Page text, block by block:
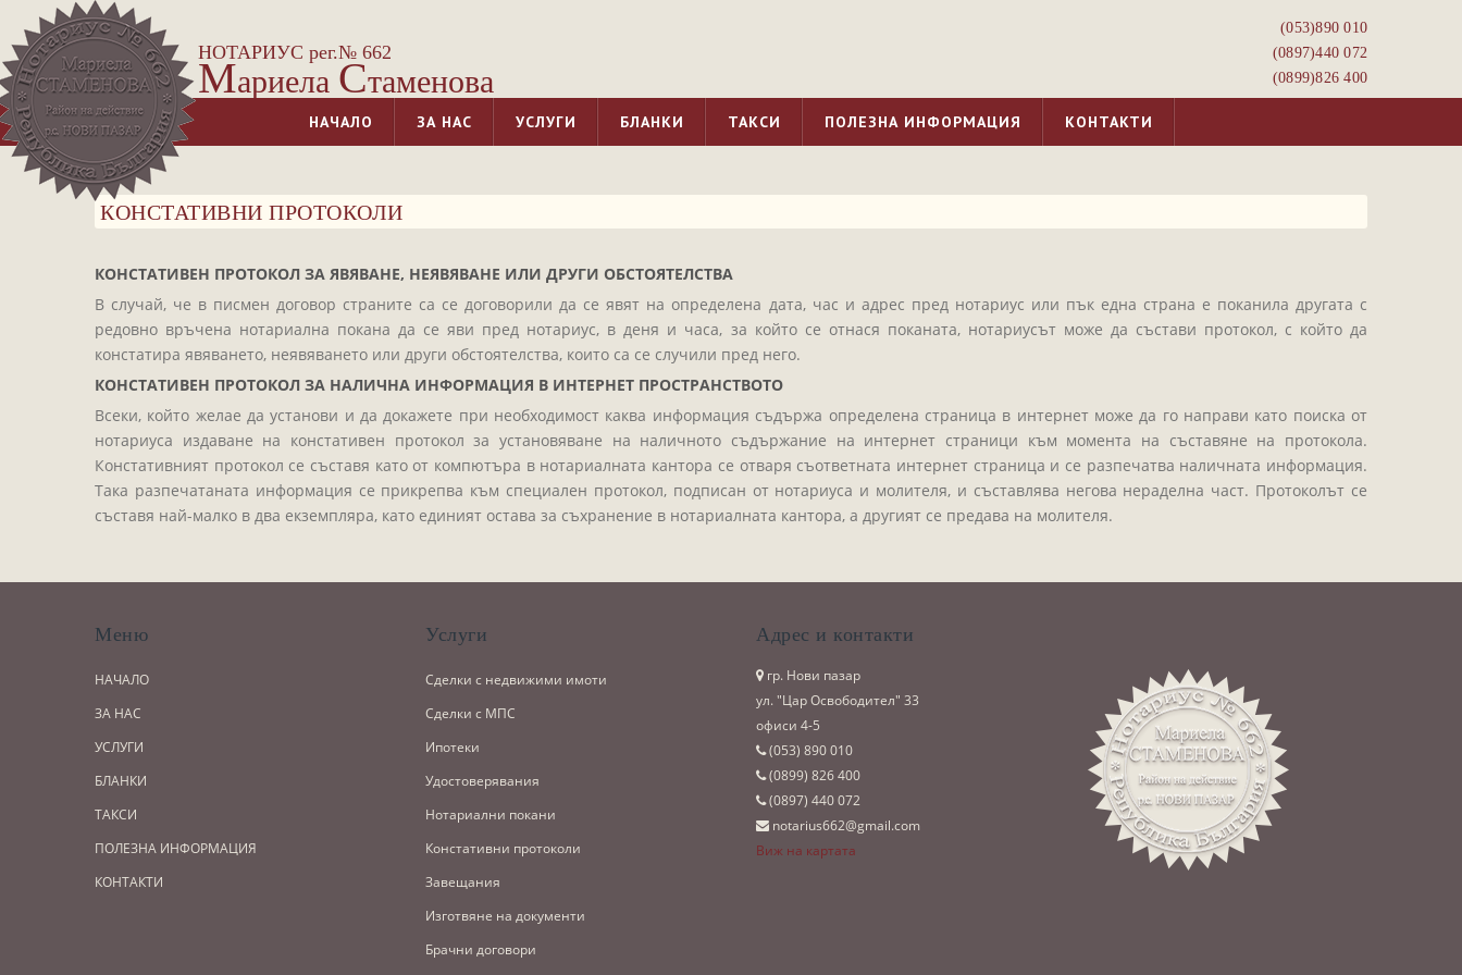
НОТАРИУС рег.№ 662
Мариела Стаменова
(053)­890 010
(0897)­440 072
(0899)­826 400
НАЧАЛО ЗА НАС УСЛУГИ БЛАНКИ ТАКСИ ПОЛЕЗНА ИНФОРМАЦИЯ КОНТАКТИ
КОНСТАТИВНИ ПРОТОКОЛИ
КОНСТАТИВЕН ПРОТОКОЛ ЗА ЯВЯВАНЕ, НЕЯВЯВАНЕ ИЛИ ДРУГИ ОБСТОЯТЕЛСТВА
В случай, че в писмен договор страните са се договорили да се явят на определена дата, час и адрес пред нотариус или пък една страна е поканила другата с
редовно връчена нотариална покана да се яви пред нотариус, в деня и часа, за който се отнася поканата, нотариусът може да състави протокол, с който да
констатира явяването, неявяването или други обстоятелства, които са се случили пред него.
КОНСТАТИВЕН ПРОТОКОЛ ЗА НАЛИЧНА ИНФОРМАЦИЯ В ИНТЕРНЕТ ПРОСТРАНСТВОТО
Всеки, който желае да установи и да докажете при необходимост каква информация съдържа определена страница в интернет може да го направи като поиска от
нотариуса издаване на констативен протокол за установяване на наличното съдържание на интернет страници към момента на съставяне на протокола.
Констативният протокол се съставя като от компютъра в нотариалната кантора се отваря съответната интернет страница и се разпечатва наличната информация.
Така разпечатаната информация се прикрепва към специален протокол, подписан от нотариуса и молителя, и съставлява негова нераделна част. Протоколът се
съставя най-малко в два екземпляра, като единият остава за съхранение в нотариалната кантора, а другият се предава на молителя.
Меню
НАЧАЛО
ЗА НАС
УСЛУГИ
БЛАНКИ
ТАКСИ
ПОЛЕЗНА ИНФОРМАЦИЯ
КОНТАКТИ
Услуги
Сделки с недвижими имоти
Сделки с МПС
Ипотеки
Удостоверявания
Нотариални покани
Констативни протоколи
Завещания
Изготвяне на документи
Брачни договори
Адрес и контакти
гр. Нови пазар
ул. "Цар Освободител" 33
офиси 4-5
(053)­ 890 010
(0899)­ 826 400
(0897)­ 440 072
notarius662@gmail.com
Виж на картата